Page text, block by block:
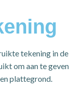
tekening in de
om aan te geven
plattegrond.